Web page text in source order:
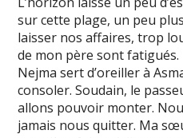
sur cette plage, un peu
laisser nos affaires, trop
de mon père sont
Nejma sert d’oreiller à
consoler. Soudain, le
allons pouvoir monter.
jamais nous quitter. Ma